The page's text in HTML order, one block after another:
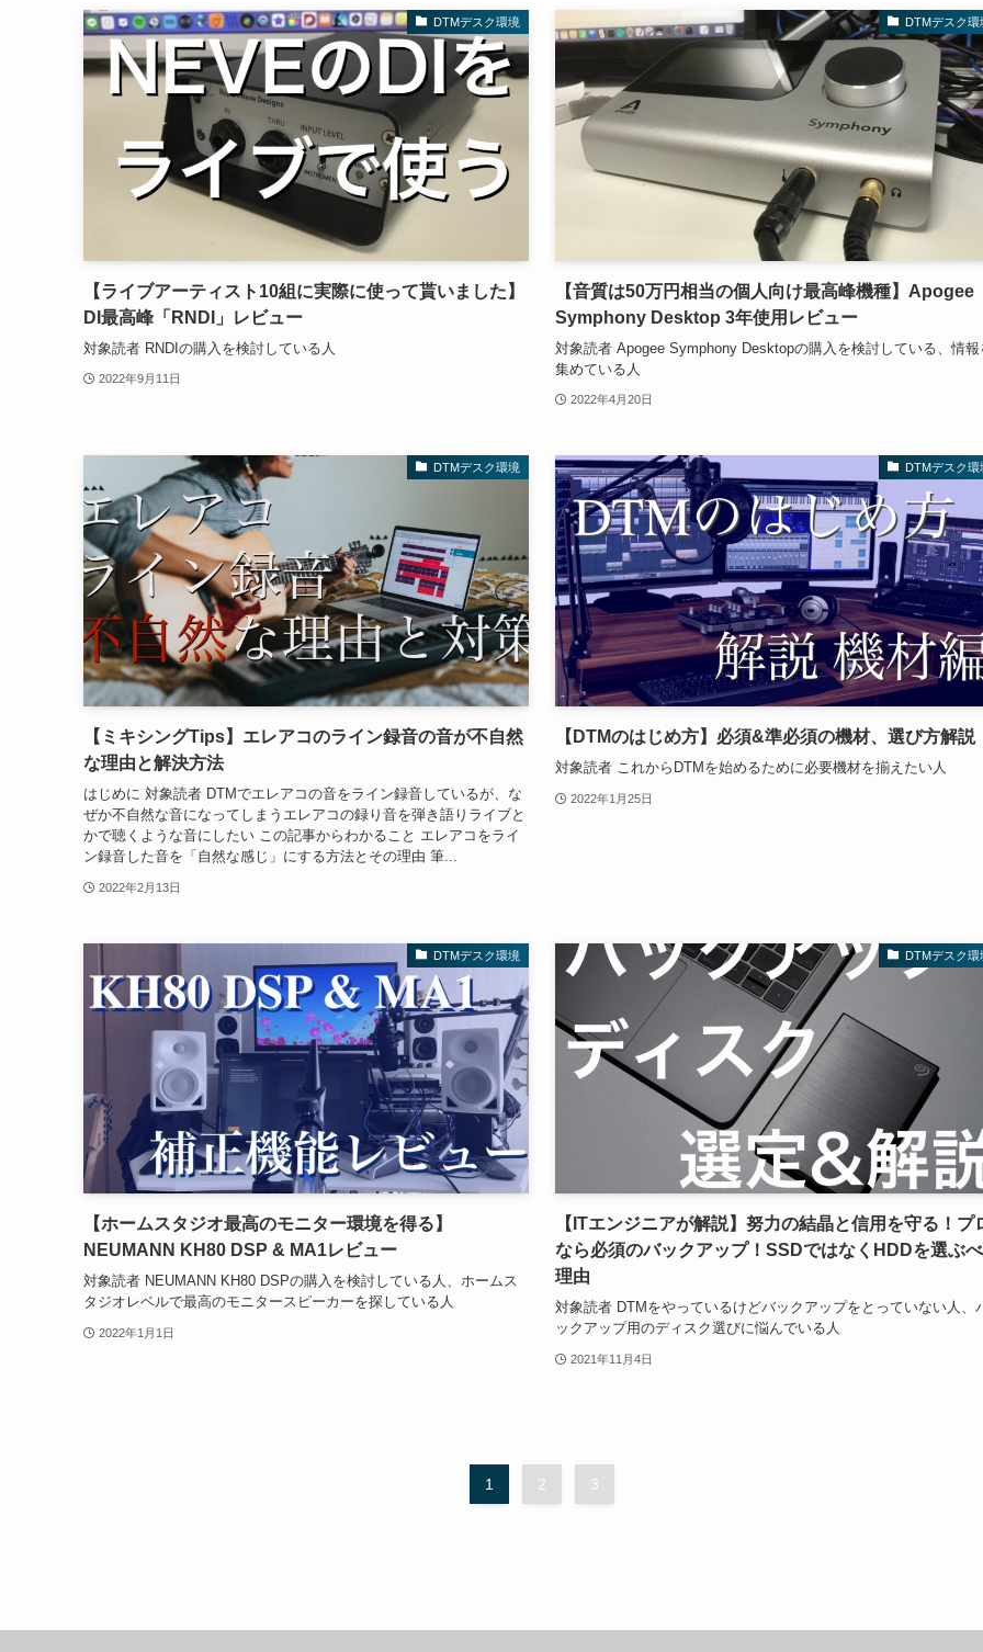
DTMデスク環境
【ライブアーティスト10組に実際に使って貰いました】
DI最高峰「RNDI」レビュー
対象読者 RNDIの購入を検討している人
2022年9月11日
DTMデスク環
【音質は50万円相当の個人向け最高峰機種】Apogee
Symphony Desktop 3年使用レビュー
対象読者 Apogee Symphony Desktopの購入を検討している、情報
集めている人
2022年4月20日
DTMデスク環境
【ミキシングTips】エレアコのライン録音の音が不自然
な理由と解決方法
はじめに 対象読者 DTMでエレアコの音をライン録音しているが、な
ぜか不自然な音になってしまうエレアコの録り音を弾き語りライブと
かで聴くような音にしたい この記事からわかること エレアコをライ
ン録音した音を「自然な感じ」にする方法とその理由 筆...
2022年2月13日
DTMデスク環
【DTMのはじめ方】必須&準必須の機材、選び方解説
対象読者 これからDTMを始めるために必要機材を揃えたい人
2022年1月25日
DTMデスク環境
【ホームスタジオ最高のモニター環境を得る】
NEUMANN KH80 DSP & MA1レビュー
対象読者 NEUMANN KH80 DSPの購入を検討している人、ホームス
タジオレベルで最高のモニタースピーカーを探している人
2022年1月1日
DTMデスク環
【ITエンジニアが解説】努力の結晶と信用を守る！プ
なら必須のバックアップ！SSDではなくHDDを選ぶ
理由
対象読者 DTMをやっているけどバックアップをとっていない人、
ックアップ用のディスク選びに悩んでいる人
2021年11月4日
1 2 3